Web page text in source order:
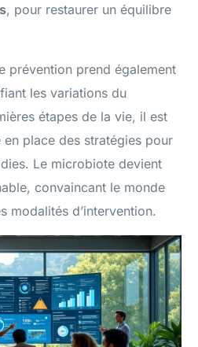
, pour restaurer un équilibre
prévention prend également
les variations du
étapes de la vie, il est
place des stratégies pour
Le microbiote devient
convaincant le monde
modalités d’intervention.